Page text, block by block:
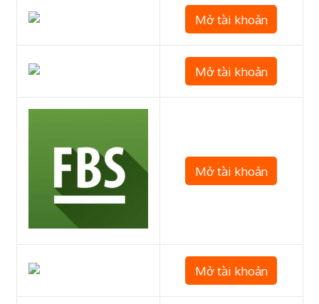
Mở tài khoản
Mở tài khoản
Mở tài khoản
Mở tài khoản